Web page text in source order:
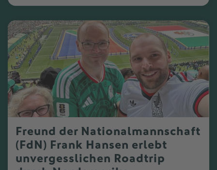
Freund der Nationalmannschaft
(FdN) Frank Hansen erlebt
unvergesslichen Roadtrip